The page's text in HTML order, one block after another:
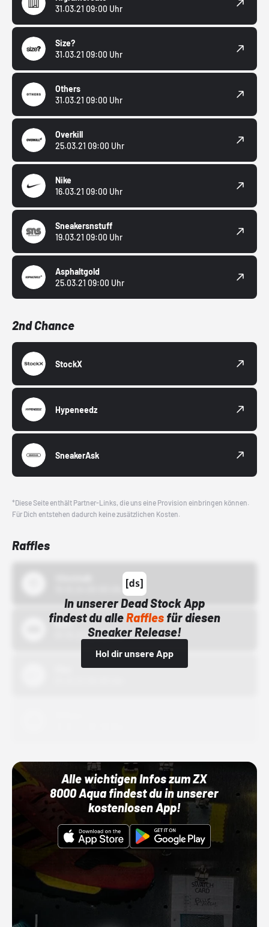
31.03.21 09:00 Uhr
Size?
31.03.21 09:00 Uhr
Others
31.03.21 09:00 Uhr
Overkill
25.03.21 09:00 Uhr
Nike
16.03.21 09:00 Uhr
Sneakersnstuff
19.03.21 09:00 Uhr
Asphaltgold
25.03.21 09:00 Uhr
2nd Chance
StockX
Hypeneedz
SneakerAsk
*Diese Seite enthält Partner-Links, die uns eine Provision einbringen können.
Für Dich entstehen dadurch keine zusätzlichen Kosten.
Raffles
In unserer Dead Stock App
findest du alleRafflesfür diesen
Sneaker Release!
Hol dir unsere App
Bstn
01.10.22 00:00 Uhr
Alle wichtigen Infos zum ZX
8000 Aqua findest du in unserer
kostenlosen App!